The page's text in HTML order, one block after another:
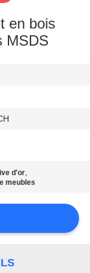
en bois
MSDS
d'or,
meubles